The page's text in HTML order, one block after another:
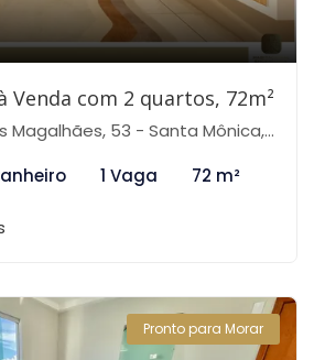
Venda com 2 quartos, 72m²
53 - Santa Mônica, Belo Horizonte-MG
1 Vaga 72 m²
Pronto para Morar